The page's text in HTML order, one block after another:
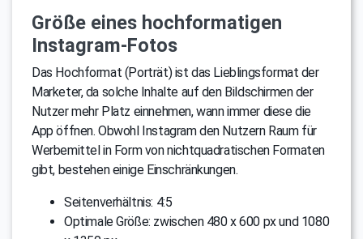
Größe eines hochformatigen
Instagram-Fotos
Das Hochformat (Porträt) ist das Lieblingsformat der
Marketer, da solche Inhalte auf den Bildschirmen der
Nutzer mehr Platz einnehmen, wann immer diese die
App öffnen. Obwohl Instagram den Nutzern Raum für
Werbemittel in Form von nichtquadratischen Formaten
gibt, bestehen einige Einschränkungen.
Seitenverhältnis: 4:5
Optimale Größe: zwischen 480 x 600 px und 1080